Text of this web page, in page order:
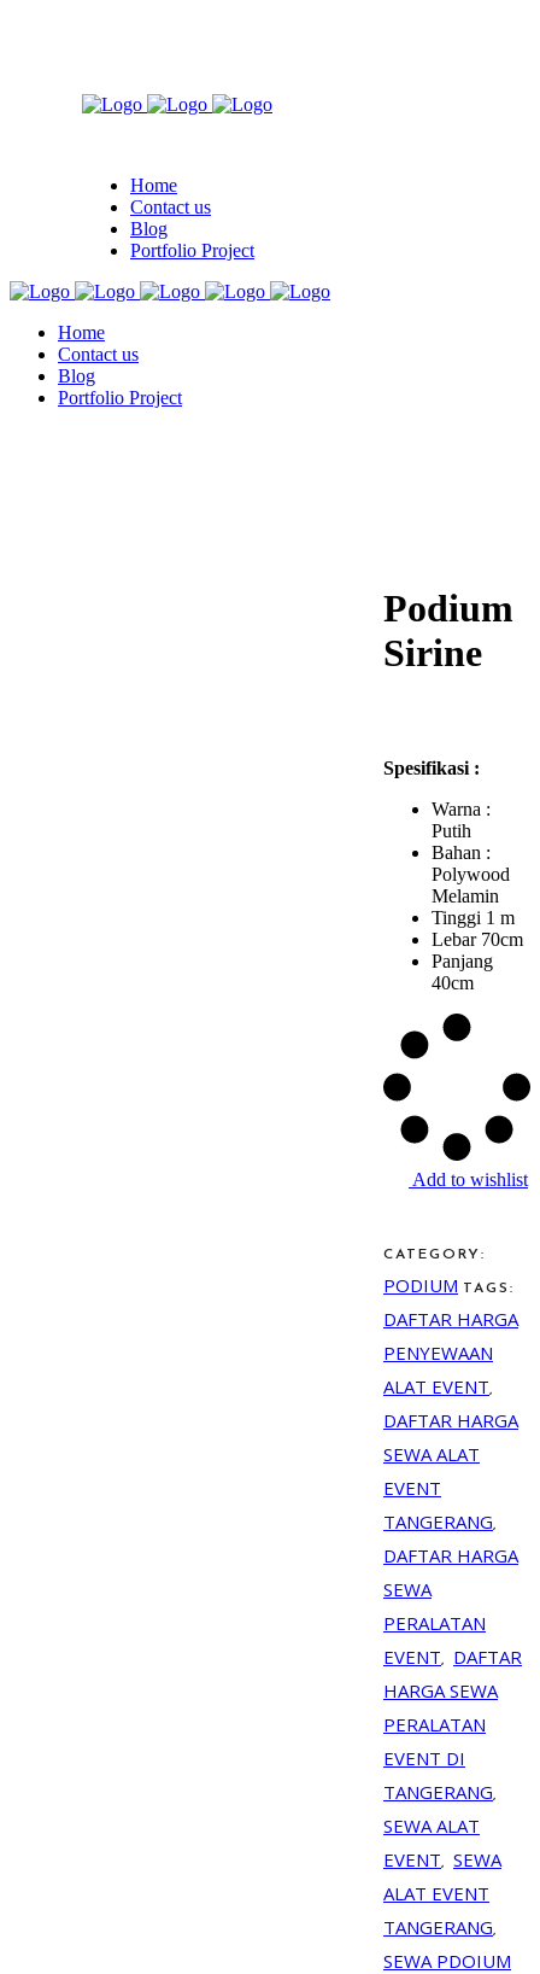
Home
Contact us
Blog
Portfolio Project
Home
Contact us
Blog
Portfolio Project
Podium
Sirine
Spesifikasi :
Warna :
Putih
Bahan :
Polywood
Melamin
Tinggi 1 m
Lebar 70cm
Panjang
40cm
Add to wishlist
CATEGORY:
PODIUM TAGS:
DAFTAR HARGA
PENYEWAAN
ALAT EVENT,
DAFTAR HARGA
SEWA ALAT
EVENT
TANGERANG,
DAFTAR HARGA
SEWA
PERALATAN
EVENT, DAFTAR
HARGA SEWA
PERALATAN
EVENT DI
TANGERANG,
SEWA ALAT
EVENT, SEWA
ALAT EVENT
TANGERANG,
SEWA PDOIUM